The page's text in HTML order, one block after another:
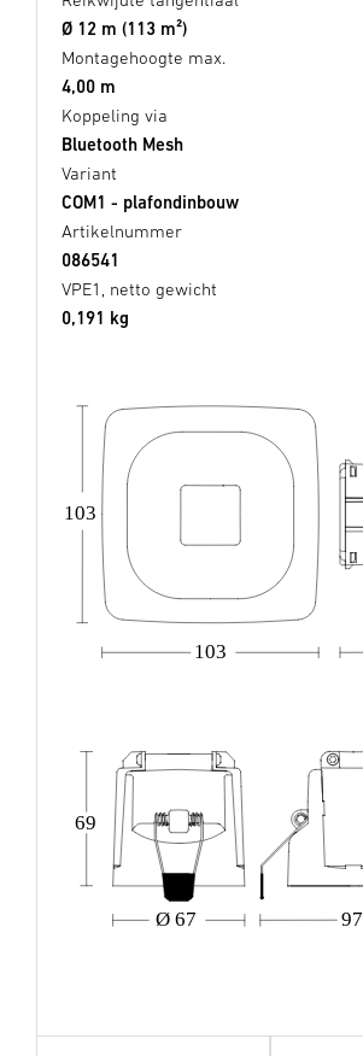
Ø 12 m (113 m²)
Montagehoogte max.
4,00 m
Koppeling via
Bluetooth Mesh
Variant
COM1 - plafondinbouw
Artikelnummer
086541
VPE1, netto gewicht
0,191 kg
103
103
Ø 67 97
69